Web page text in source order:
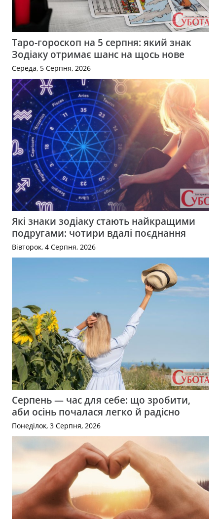
Таро-гороскоп на 5 серпня: який знак
Зодіаку отримає шанс на щось нове
Середа, 5 Серпня, 2026
Які знаки зодіаку стають найкращими
подругами: чотири вдалі поєднання
Вівторок, 4 Серпня, 2026
Серпень — час для себе: що зробити,
аби осінь почалася легко й радісно
Понеділок, 3 Серпня, 2026